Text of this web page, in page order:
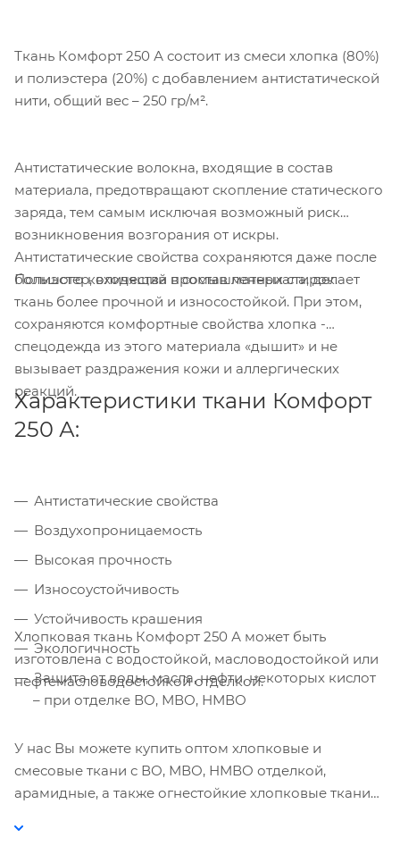
Ткань Комфорт 250 А состоит из смеси хлопка (80%)
и полиэстера (20%) с добавлением антистатической
нити, общий вес – 250 гр/м².
Антистатические волокна, входящие в состав
материала, предотвращают скопление статического
заряда, тем самым исключая возможный риск
возникновения возгорания от искры.
Антистатические свойства сохраняются даже после
большого количества промышленных стирок.
Полиэстер, входящий в состав материала, делает
ткань более прочной и износостойкой. При этом,
сохраняются комфортные свойства хлопка -
спецодежда из этого материала «дышит» и не
вызывает раздражения кожи и аллергических
реакций.
Характеристики ткани Комфорт
250 А:
Антистатические свойства
Воздухопроницаемость
Высокая прочность
Износоустойчивость
Устойчивость крашения
Экологичность
Защита от воды, масла, нефти, некоторых кислот
– при отделке ВО, МВО, НМВО
Хлопковая ткань Комфорт 250 А может быть
изготовлена с водостойкой, масловодостойкой или
нефтемасловодостойкой отделкой.
У нас Вы можете купить оптом хлопковые и
смесовые ткани с ВО, МВО, НМВО отделкой,
арамидные, а также огнестойкие хлопковые ткани
Текстиль» использует cookie-файлы и
обрабатывает персональные данные с
использованием Яндекс Метрики. Это
улучшает работу сайта и
взаимодействие с ним. Подробнее - в
. Подтвердите ваше согласие,
нажав кнопку "Принять".
Принять